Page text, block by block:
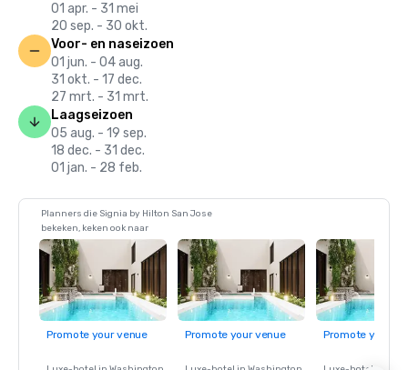
01 apr. - 31 mei
20 sep. - 30 okt.
Voor- en naseizoen
01 jun. - 04 aug.
31 okt. - 17 dec.
27 mrt. - 31 mrt.
Laagseizoen
05 aug. - 19 sep.
18 dec. - 31 dec.
01 jan. - 28 feb.
Planners die Signia by Hilton San Jose
bekeken, keken ook naar
Promote your venue Promote your venue Promote your